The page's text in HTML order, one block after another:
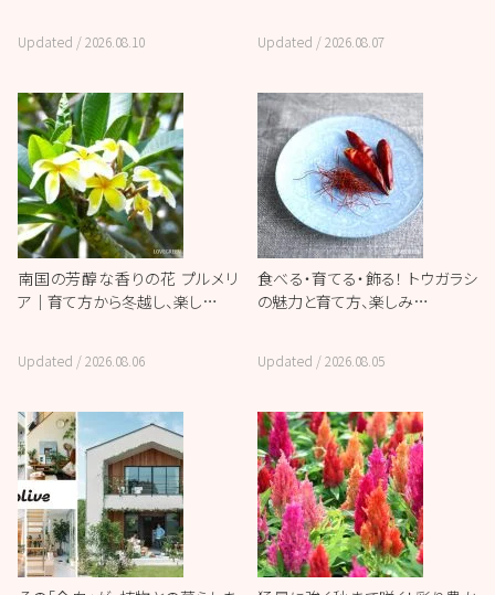
Updated /2026.08.10 Updated /2026.08.07
南国の芳醇な香りの花 プルメリ
ア｜育て方から冬越し、楽し…
Updated /2026.08.06
食べる・育てる・飾る！ トウガラシ
の魅力と育て方、楽しみ…
Updated /2026.08.05